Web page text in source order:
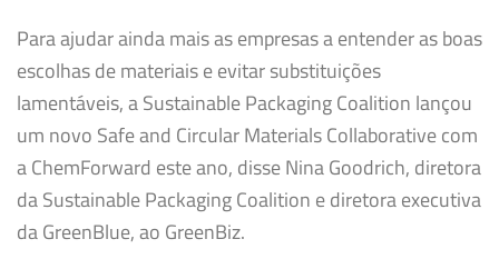
Para ajudar ainda mais as empresas a entender as boas
escolhas de materiais e evitar substituições
lamentáveis, a Sustainable Packaging Coalition lançou
um novo Safe and Circular Materials Collaborative com
a ChemForward este ano, disse Nina Goodrich, diretora
da Sustainable Packaging Coalition e diretora executiva
da GreenBlue, ao GreenBiz.